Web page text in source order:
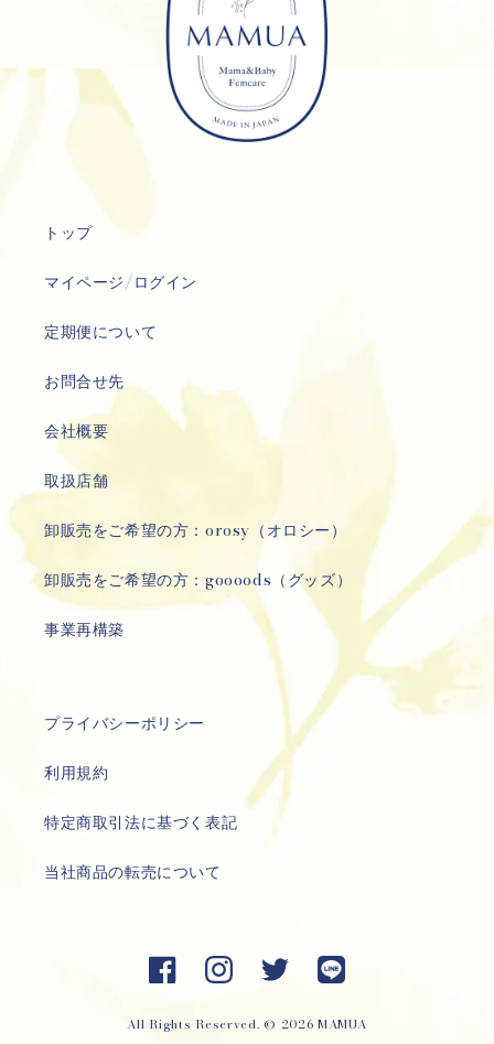
トップ
マイページ/ログイン
定期便について
お問合せ先
会社概要
取扱店舗
卸販売をご希望の方：orosy（オロシー）
卸販売をご希望の方：goooods（グッズ）
事業再構築
プライバシーポリシー
利用規約
特定商取引法に基づく表記
当社商品の転売について
FacebookInstagramTwitterLINE
All Rights Reserved.© 2026MAMUA